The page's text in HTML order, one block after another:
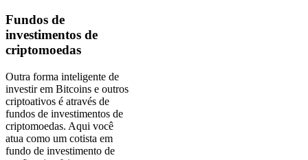
Fundos de
investimentos de
criptomoedas
Outra forma inteligente de
investir em Bitcoins e outros
criptoativos é através de
fundos de investimentos de
criptomoedas. Aqui você
atua como um cotista em
fundo de investimento de